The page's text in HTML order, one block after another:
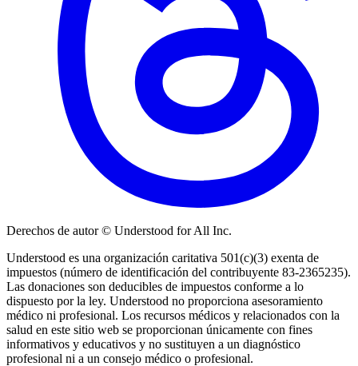
Derechos de autor © Understood for All Inc.
Understood es una organización caritativa 501(c)(3) exenta de
impuestos (número de identificación del contribuyente 83-2365235).
Las donaciones son deducibles de impuestos conforme a lo
dispuesto por la ley. Understood no proporciona asesoramiento
médico ni profesional. Los recursos médicos y relacionados con la
salud en este sitio web se proporcionan únicamente con fines
informativos y educativos y no sustituyen a un diagnóstico
profesional ni a un consejo médico o profesional.